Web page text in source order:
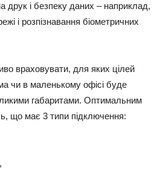
друк і безпеку даних – наприклад,
і розпізнавання біометричних
враховувати, для яких цілей
чи в маленькому офісі буде
габаритами. Оптимальним
що має 3 типи підключення: